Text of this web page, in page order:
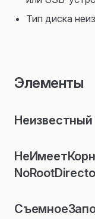
Тип диска
Элементы